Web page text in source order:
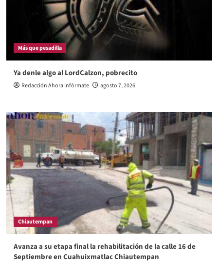
Más que pesadilla
Ya denle algo al LordCalzon, pobrecito
Redacción Ahora Infórmate agosto 7, 2026
Chiautempan
Avanza a su etapa final la rehabilitación de la calle 16 de
Septiembre en Cuahuixmatlac Chiautempan